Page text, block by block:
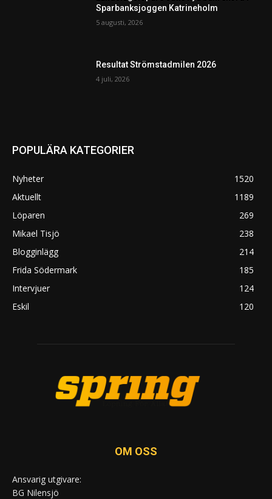
Sparbanksjoggen Katrineholm
5 augusti, 2026
Resultat Strömstadmilen 2026
4 juli, 2026
POPULÄRA KATEGORIER
Nyheter
1520
Aktuellt
1189
Löparen
269
Mikael Tisjö
238
Blogginlägg
214
Frida Södermark
185
Intervjuer
124
Eskil
120
OM OSS
Ansvarig utgivare:
BG Nilensjö